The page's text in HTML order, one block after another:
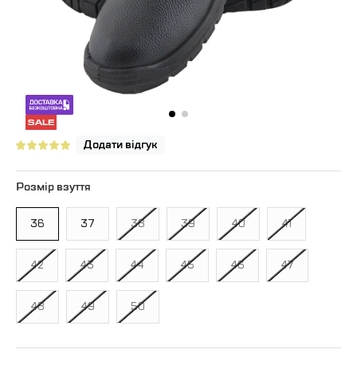
Додати відгук
Розмір взуття
36 37 38 39 40 41
42 43 44 45 46 47
48 49 50